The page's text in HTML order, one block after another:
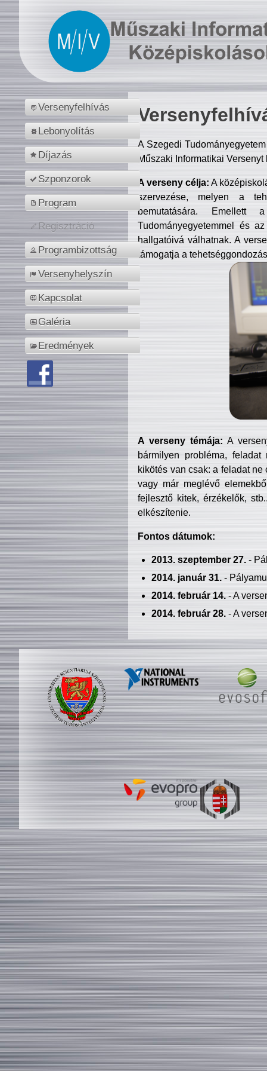
Versenyfelhívás
Lebonyolítás
Díjazás
Szponzorok
Program
Regisztráció
Programbizottság
Versenyhelyszín
Kapcsolat
Galéria
Eredmények
A Szegedi
Műszaki Informatikai
A verseny célja: A
szervezése, melyen a
bemutatására. Emellett
Tudományegyetemmel és
hallgatóivá válhatnak. A
támogatja a
A verseny témája: A
bármilyen probléma, feladat
kikötés van csak: a feladat
vagy már meglévő
fejlesztő kitek, érzékelők,
elkészítenie.
Fontos dátumok:
2013. szeptember 27.-
2014. január 31.-
2014. február 14.- A
2014. február 28.- A